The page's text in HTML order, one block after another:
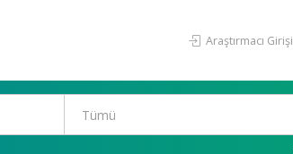
Araştırmacı Girişi